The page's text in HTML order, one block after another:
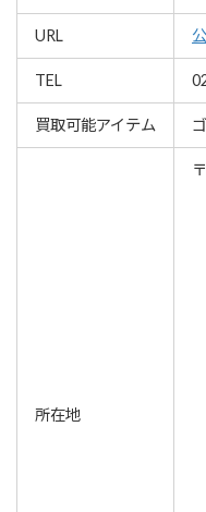
URL
TEL
買取可能アイテム
所在地